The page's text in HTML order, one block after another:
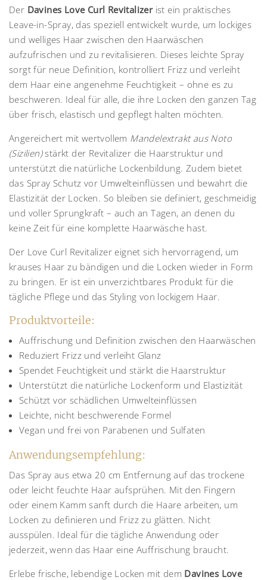
Der Davines Love Curl Revitalizerist ein praktisches
Leave-in-Spray, das speziell entwickelt wurde, um lockiges
und welliges Haar zwischen den Haarwäschen
aufzufrischen und zu revitalisieren. Dieses leichte Spray
sorgt für neue Definition, kontrolliert Frizz und verleiht
dem Haar eine angenehme Feuchtigkeit – ohne es zu
beschweren. Ideal für alle, die ihre Locken den ganzen Tag
über frisch, elastisch und gepflegt halten möchten.
Angereichert mit wertvollem Mandelextrakt aus Noto
(Sizilien)stärkt der Revitalizer die Haarstruktur und
unterstützt die natürliche Lockenbildung. Zudem bietet
das Spray Schutz vor Umwelteinflüssen und bewahrt die
Elastizität der Locken. So bleiben sie definiert, geschmeidig
und voller Sprungkraft – auch an Tagen, an denen du
keine Zeit für eine komplette Haarwäsche hast.
Der Love Curl Revitalizer eignet sich hervorragend, um
krauses Haar zu bändigen und die Locken wieder in Form
zu bringen. Er ist ein unverzichtbares Produkt für die
tägliche Pflege und das Styling von lockigem Haar.
Produktvorteile:
Auffrischung und Definition zwischen den Haarwäschen
Reduziert Frizz und verleiht Glanz
Spendet Feuchtigkeit und stärkt die Haarstruktur
Unterstützt die natürliche Lockenform und Elastizität
Schützt vor schädlichen Umwelteinflüssen
Leichte, nicht beschwerende Formel
Vegan und frei von Parabenen und Sulfaten
Anwendungsempfehlung:
Das Spray aus etwa 20 cm Entfernung auf das trockene
oder leicht feuchte Haar aufsprühen. Mit den Fingern
oder einem Kamm sanft durch die Haare arbeiten, um
Locken zu definieren und Frizz zu glätten. Nicht
ausspülen. Ideal für die tägliche Anwendung oder
jederzeit, wenn das Haar eine Auffrischung braucht.
Erlebe frische, lebendige Locken mit dem Davines Love